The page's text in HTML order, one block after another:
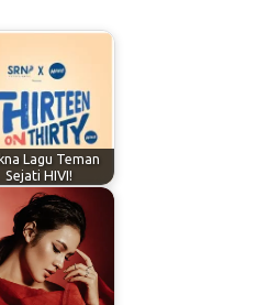
Lagu Teman
Sejati HIVI!